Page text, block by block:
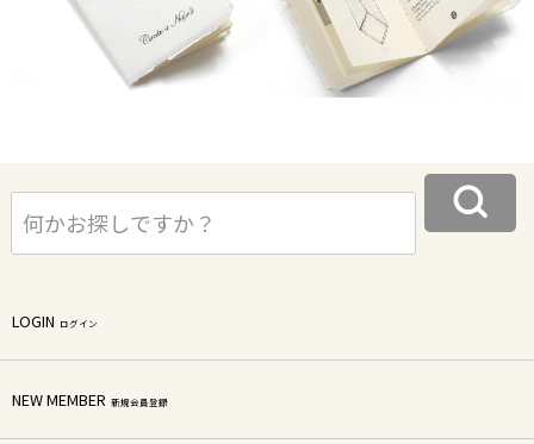
LOGIN ログイン
NEW MEMBER 新規会員登録